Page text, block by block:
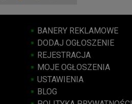
BANERY REKLAMOWE
DODAJ OGŁOSZENIE
REJESTRACJA
MOJE OGŁOSZENIA
USTAWIENIA
BLOG